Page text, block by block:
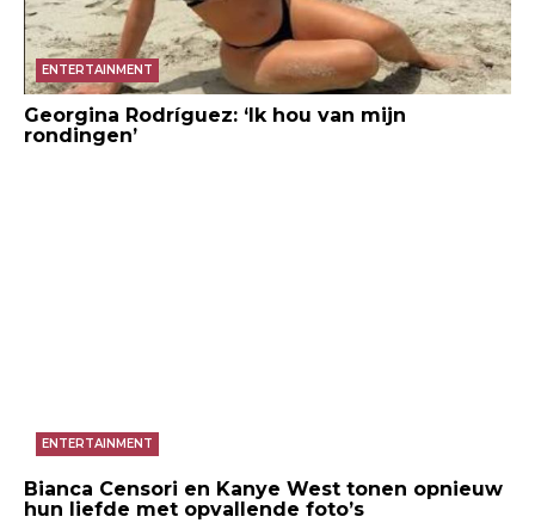
ENTERTAINMENT
Georgina Rodríguez: ‘Ik hou van mijn
rondingen’
ENTERTAINMENT
Bianca Censori en Kanye West tonen opnieuw
hun liefde met opvallende foto’s